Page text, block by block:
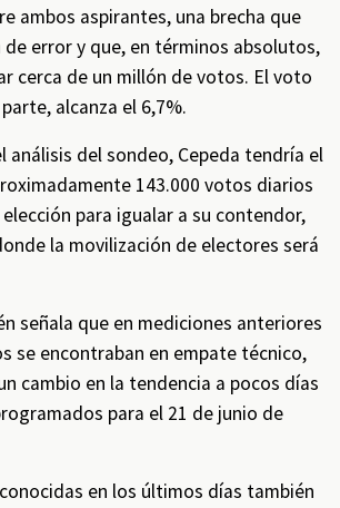
ambos aspirantes, una brecha que
de error y que, en términos absolutos,
cerca de un millón de votos. El voto
alcanza el 6,7%.
análisis del sondeo, Cepeda tendría el
143.000 votos diarios
para igualar a su contendor,
la movilización de electores será
señala que en mediciones anteriores
se encontraban en empate técnico,
cambio en la tendencia a pocos días
para el 21 de junio de
en los últimos días también